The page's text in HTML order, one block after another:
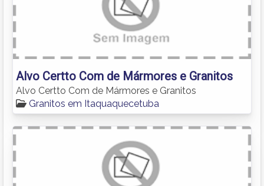
Alvo Certto Com de Mármores e Granitos
Alvo Certto Com de Mármores e Granitos
Granitos em Itaquaquecetuba